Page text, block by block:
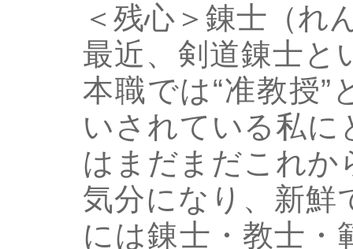
＜残心＞錬士（れ
最近、剣道錬士と
本職では“准教授”
いされている私に
はまだまだこれか
気分になり、新鮮
には錬士・教士・